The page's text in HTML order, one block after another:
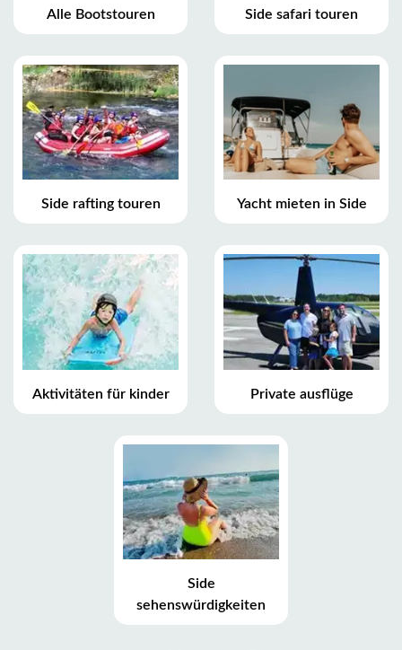
Alle Bootstouren Side safari touren
Side rafting touren Yacht mieten in Side
Aktivitäten für kinder Private ausflüge
Side
sehenswürdigkeiten